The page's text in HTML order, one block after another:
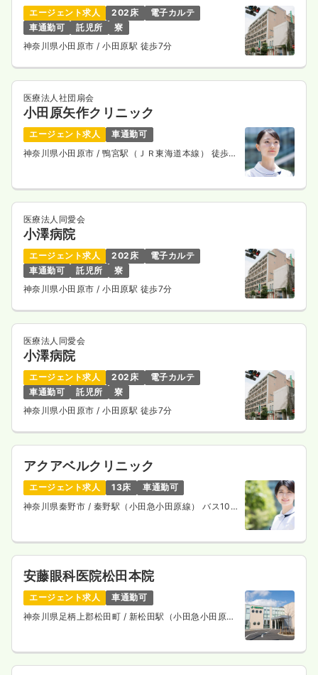
エージェント求人 202床
電子カルテ
車通勤可
託児所
寮
神奈川県小田原市/ 小田原駅 徒歩7分
医療法人社団扇会
小田原矢作クリニック
エージェント求人
車通勤可
神奈川県小田原市 / 鴨宮駅（ＪＲ東海道本線） 徒歩
医療法人同愛会
小澤病院
エージェント求人 202床
電子カルテ
車通勤可
託児所
寮
神奈川県小田原市/ 小田原駅 徒歩7分
医療法人同愛会
小澤病院
エージェント求人 202床
電子カルテ
車通勤可
託児所
寮
神奈川県小田原市/ 小田原駅 徒歩7分
アクアベルクリニック
エージェント求人 13床
車通勤可
神奈川県秦野市 / 秦野駅（小田急小田原線） バス10
安藤眼科医院松田本院
エージェント求人
車通勤可
神奈川県足柄上郡松田町 / 新松田駅（小田急小田原